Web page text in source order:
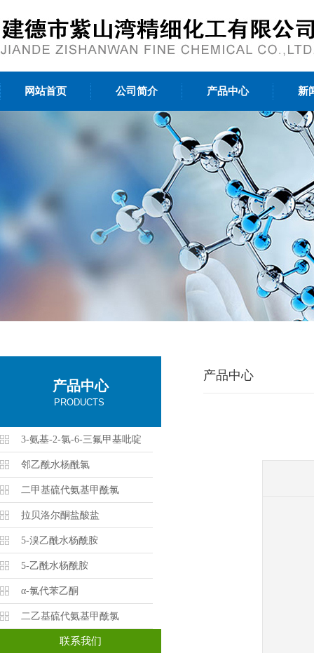
网站首页 公司简介 产品中心 新
产品中心
PRODUCTS
3-氨基-2-氯-6-三氟甲基吡啶
邻乙酰水杨酰氯
二甲基硫代氨基甲酰氯
拉贝洛尔酮盐酸盐
5-溴乙酰水杨酰胺
5-乙酰水杨酰胺
α-氯代苯乙酮
二乙基硫代氨基甲酰氯
联系我们
产品中心